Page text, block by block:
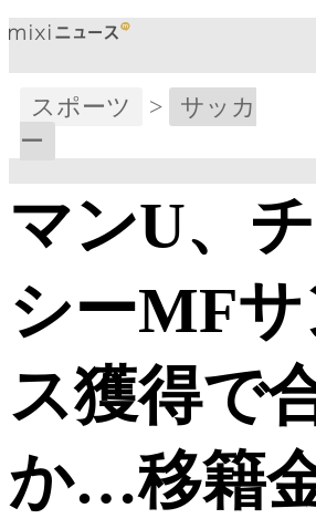
スポーツ >
サッカ
ー
マンU、
シーMFサ
ス獲得で
か…移籍